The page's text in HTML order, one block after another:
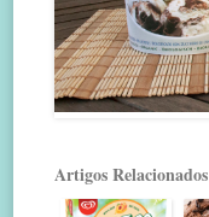
Artigos Relacionados